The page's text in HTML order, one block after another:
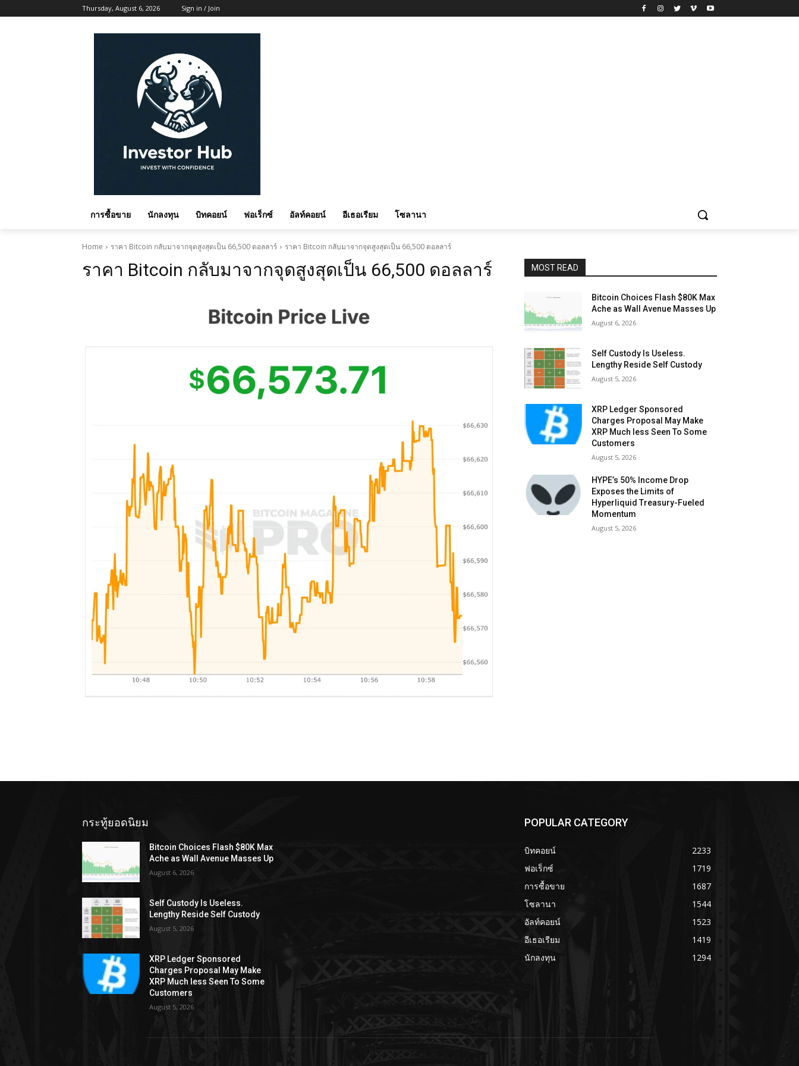
Thursday, August 6, 2026 Sign in / Join
การซื้อขาย นักลงทุน บิทคอยน์ ฟอเร็กซ์ อัลท์คอยน์ อีเธอเรียม โซลานา
Home ราคา Bitcoin กลับมาจากจุดสูงสุดเป็น 66,500 ดอลลาร์ ราคา Bitcoin กลับมาจากจุดสูงสุดเป็น 66,500 ดอลลาร์
ราคา Bitcoin กลับมาจากจุดสูงสุดเป็น 66,500 ดอลลาร์ MOST READ
Bitcoin Choices Flash $80K Max
Ache as Wall Avenue Masses Up
August 6, 2026
Self Custody Is Useless.
Lengthy Reside Self Custody
August 5, 2026
XRP Ledger Sponsored
Charges Proposal May Make
XRP Much less Seen To Some
Customers
August 5, 2026
HYPE’s 50% Income Drop
Exposes the Limits of
Hyperliquid Treasury-Fueled
Momentum
August 5, 2026
กระทู้ยอดนิยม
Bitcoin Choices Flash $80K Max
Ache as Wall Avenue Masses Up
August 6, 2026
Self Custody Is Useless.
Lengthy Reside Self Custody
August 5, 2026
XRP Ledger Sponsored
Charges Proposal May Make
XRP Much less Seen To Some
Customers
August 5, 2026
POPULAR CATEGORY
บิทคอยน์
2233
ฟอเร็กซ์
1719
การซื้อขาย
1687
โซลานา
1544
อัลท์คอยน์
1523
อีเธอเรียม
1419
นักลงทุน
1294